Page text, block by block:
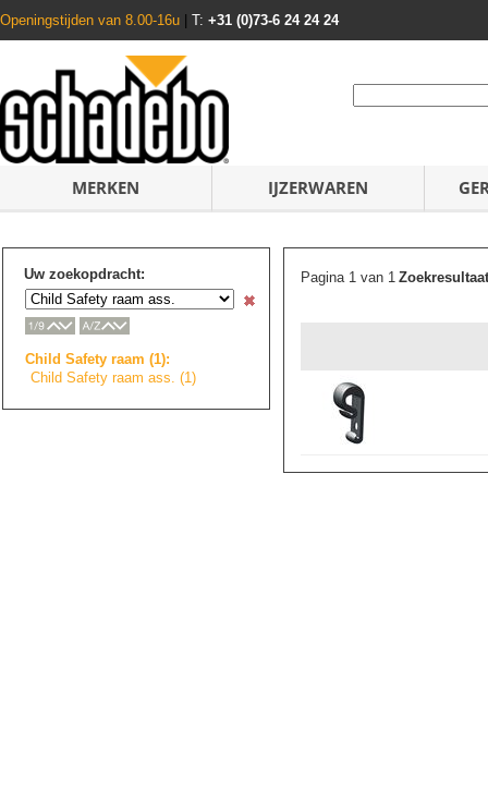
Openingstijden van 8.00-16u T: +31 (0)73-6 24 24 24
MERKEN IJZERWAREN
Uw zoekopdracht:
Child Safety raam (1):
Child Safety raam ass. (1)
Pagina 1 van 1Zoekresultaat